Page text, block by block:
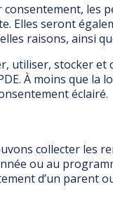
les
Elles seront
raisons, ainsi
utiliser, stocker
À moins que la
éclairé.
collecter les
ou au
d’un parent